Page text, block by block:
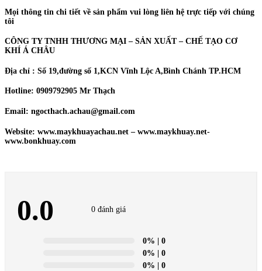
Mọi thông tin chi tiết về sản phẩm vui lòng liên hệ trực tiếp với chúng
tôi
CÔNG TY TNHH THƯƠNG MẠI – SẢN XUẤT – CHẾ TẠO CƠ
KHÍ Á CHÂU
Địa chỉ : Số 19,đường số 1,KCN Vĩnh Lộc A,Bình Chánh TP.HCM
Hotline: 0909792905 Mr Thạch
Email: ngocthach.achau@gmail.com
Website: www.maykhuayachau.net – www.maykhuay.net-
www.bonkhuay.com
0.0 0 đánh giá
0% | 0
0% | 0
0% | 0